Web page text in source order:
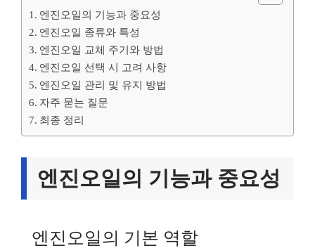
엔진오일의 기능과 중요성
엔진오일 종류와 특성
엔진오일 교체 주기와 방법
엔진오일 선택 시 고려 사항
엔진오일 관리 및 유지 방법
자주 묻는 질문
최종 정리
엔진오일의 기능과 중요성
엔진오일의 기본 역할